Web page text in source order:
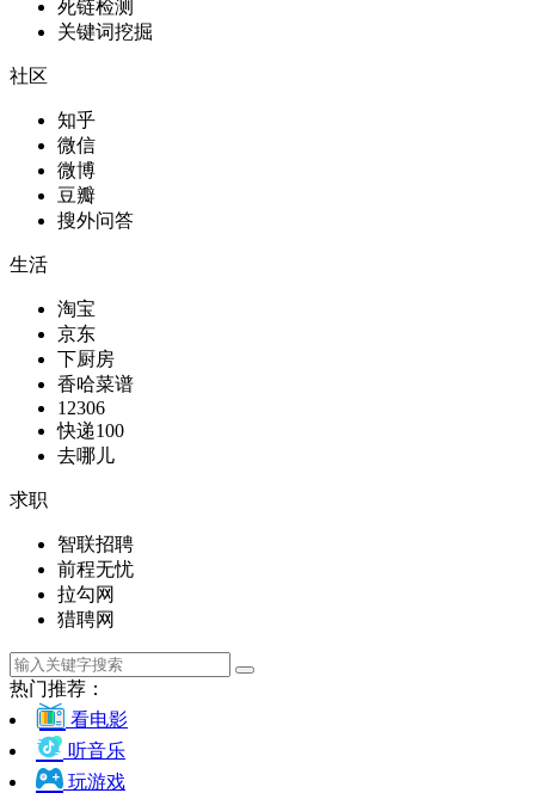
死链检测
关键词挖掘
社区
知乎
微信
微博
豆瓣
搜外问答
生活
淘宝
京东
下厨房
香哈菜谱
12306
快递100
去哪儿
求职
智联招聘
前程无忧
拉勾网
猎聘网
热门推荐：
看电影
听音乐
玩游戏